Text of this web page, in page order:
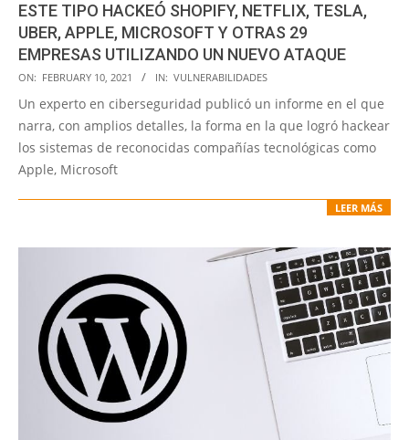
ESTE TIPO HACKEÓ SHOPIFY, NETFLIX, TESLA,
UBER, APPLE, MICROSOFT Y OTRAS 29
EMPRESAS UTILIZANDO UN NUEVO ATAQUE
2021-
02-
10
ON: FEBRUARY 10, 2021 IN: VULNERABILIDADES
Un experto en ciberseguridad publicó un informe en el que
narra, con amplios detalles, la forma en la que logró hackear
los sistemas de reconocidas compañías tecnológicas como
Apple, Microsoft
LEER MÁS